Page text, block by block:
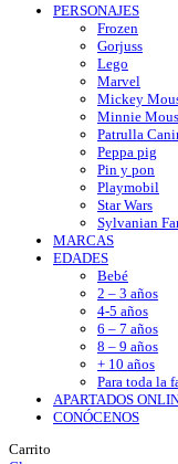
PERSONAJES
Frozen
Gorjuss
Lego
Marvel
Mickey
Minnie
Patrulla
Peppa pig
Pin y pon
Playmobil
Star Wars
Sylvanian
MARCAS
EDADES
Bebé
2 – 3 años
4-5 años
6 – 7 años
8 – 9 años
+ 10 años
Para toda la
APARTADOS
CONÓCENOS
Carrito